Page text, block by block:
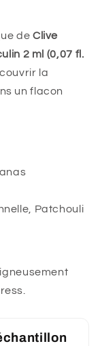
de Clive
2 ml (0,07 fl.
la
un flacon
Patchouli